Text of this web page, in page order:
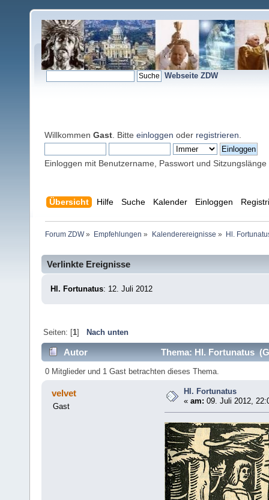
Webseite ZDW
Willkommen Gast . Bitte einloggen oder registrieren
Einloggen mit Benutzername, Passwort und Sitzungslänge
Übersicht Hilfe Suche Kalender Einloggen
Forum ZDW» Empfehlungen » Kalenderereignisse » Hl.
Verlinkte Ereignisse
Hl. Fortunatus: 12. Juli 2012
Seiten: [1] Nach unten
Autor Thema: Hl. Fortunatus
0 Mitglieder und 1 Gast betrachten dieses Thema.
velvet
Gast
Hl. Fortunatus
«am: 09. Juli 2012,